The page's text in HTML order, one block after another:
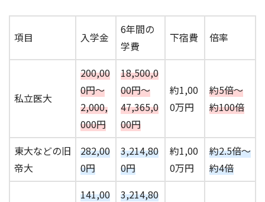
項目 入学金
6年間の
学費
下宿費 倍率
私立医大
200,00
0円～
2,000,
000円
18,500,0
00円～
47,365,0
00円
約1,00
0万円
約5倍～
約100倍
東大などの旧
帝大
282,00
0円
3,214,80
0円
約1,00
0万円
約2.5倍～
約4倍
141,00
3,214,80